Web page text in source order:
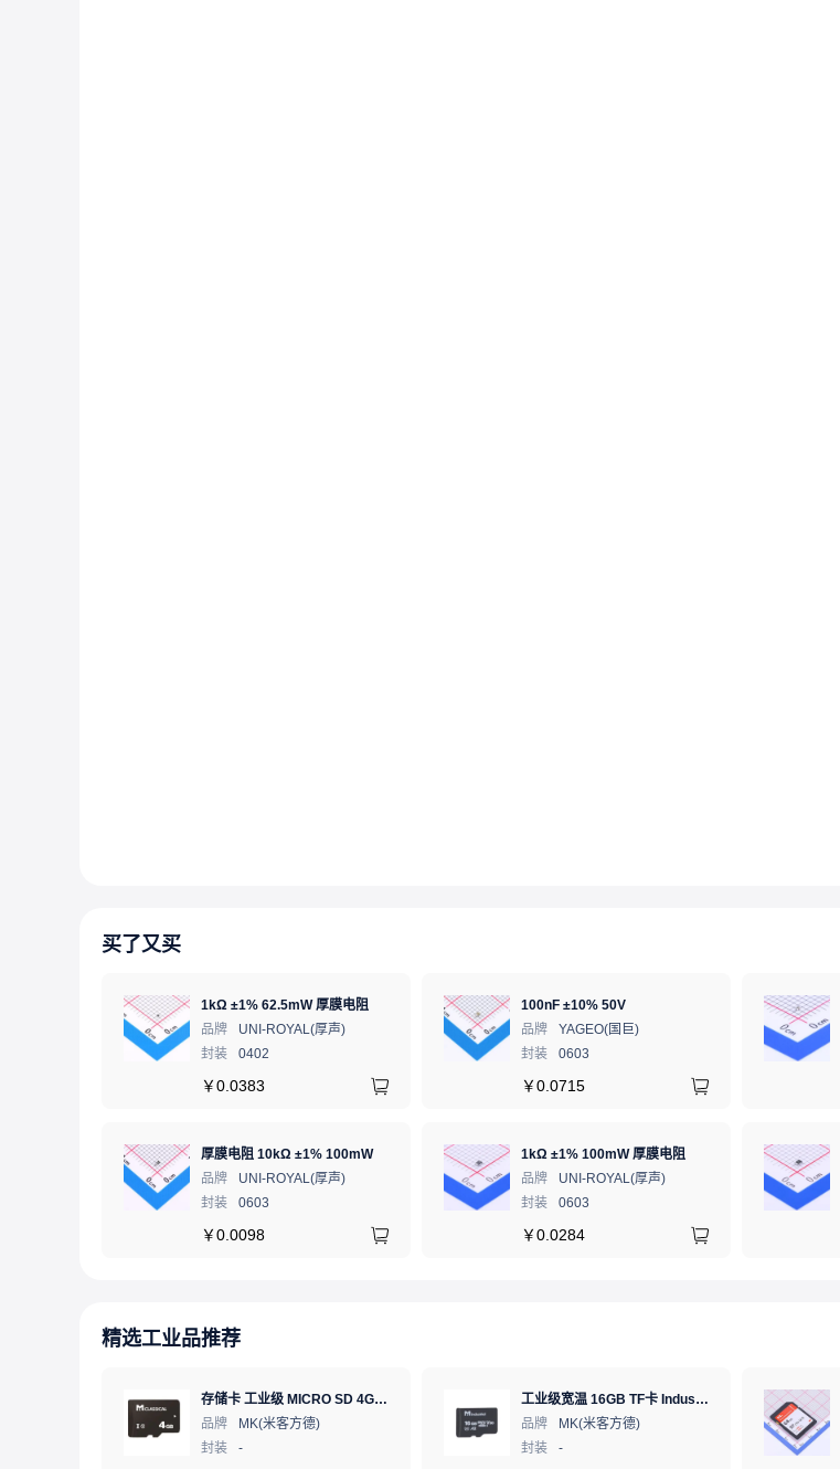
买了又买
1kΩ ±1% 62.5mW 厚膜电阻
品牌
UNI-ROYAL(厚声)
封装
0402
￥0.0383
100nF ±10% 50V
品牌
YAGEO(国巨)
封装
0603
￥0.0715
厚膜电阻 10kΩ ±1% 100mW
品牌
UNI-ROYAL(厚声)
封装
0603
￥0.0098
1kΩ ±1% 100mW 厚膜电阻
品牌
UNI-ROYAL(厚声)
封装
0603
￥0.0284
精选工业品推荐
存储卡 工业级 MICRO SD 4GB TF卡 Classical
品牌
MK(米客方德)
封装
-
工业级宽温 16GB TF卡 Industrial WT pSLC 存储卡 MICRO SD LDPC纠错 PE 30K 无人机、行车记录仪、安防监控适配
品牌
MK(米客方德)
封装
-